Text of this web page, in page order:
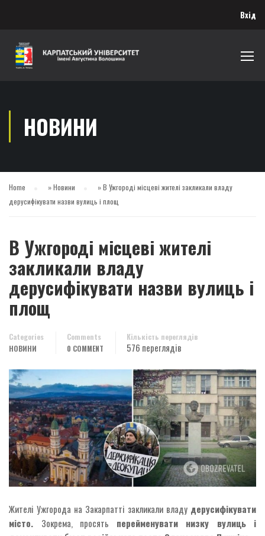
Вхід
НОВИНИ
Home »Новини »В Ужгороді місцеві жителі закликали владу
дерусифікувати назви вулиць і площ
В Ужгороді місцеві жителі
закликали владу
дерусифікувати назви вулиць і
площ
Categories
НОВИНИ
Comments
0 COMMENT
Кількість переглядів
576 переглядів
Жителі Ужгорода на Закарпатті закликали владу дерусифікувати
місто. Зокрема, просять перейменувати низку вулиць і